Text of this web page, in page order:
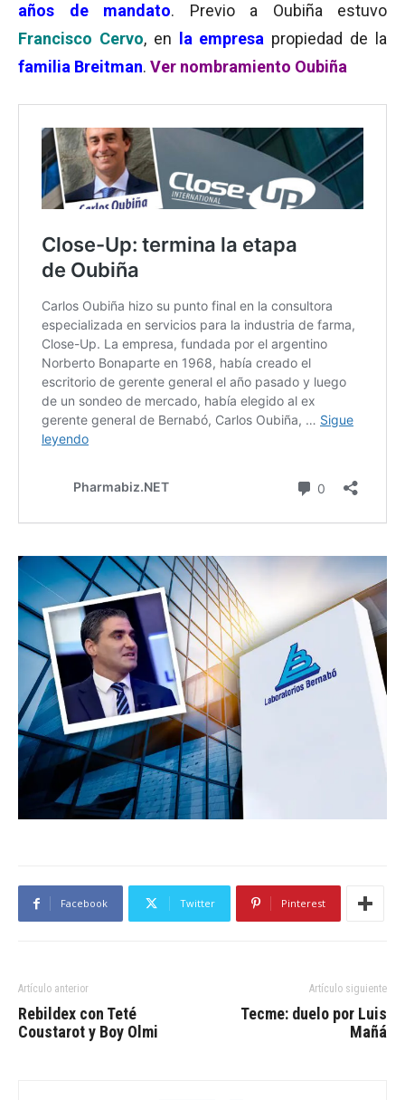
años de mandato. Previo a Oubiña estuvo
Francisco Cervo, en la empresa propiedad de la
familia Breitman. Ver nombramiento Oubiña
Facebook Twitter Pinterest
Artículo anterior
Rebildex con Teté
Coustarot y Boy Olmi
Artículo siguiente
Tecme: duelo por Luis
Mañá